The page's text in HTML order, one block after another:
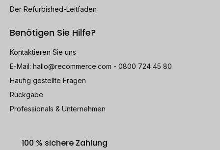
Der Refurbished-Leitfaden
Benötigen Sie Hilfe?
Kontaktieren Sie uns
E-Mail: hallo@recommerce.com - 0800 724 45 80
Häufig gestellte Fragen
Rückgabe
Professionals & Unternehmen
100 % sichere Zahlung